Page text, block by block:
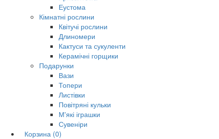
Еустома
Кімнатні рослини
Квітучі рослини
Длиномери
Кактуси та сукуленти
Керамічні горщики
Подарунки
Вази
Топери
Листівки
Повітряні кульки
М'які іграшки
Сувеніри
Корзина (0)